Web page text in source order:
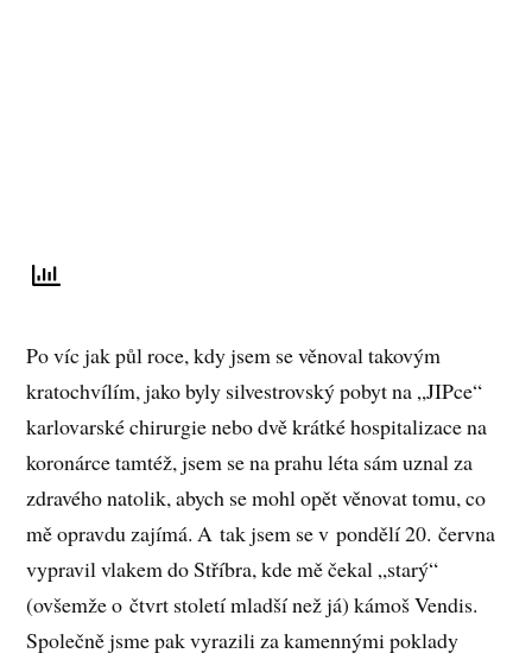
Po víc jak půl roce, kdy jsem se věnoval takovým
kratochvílím, jako byly silvestrovský pobyt na „JIPce“
karlovarské chirurgie nebo dvě krátké hospitalizace na
koronárce tamtéž, jsem se na prahu léta sám uznal za
zdravého natolik, abych se mohl opět věnovat tomu, co
mě opravdu zajímá. A tak jsem se v pondělí 20. června
vypravil vlakem do Stříbra, kde mě čekal „starý“
(ovšemže o čtvrt století mladší než já) kámoš Vendis.
Společně jsme pak vyrazili za kamennými poklady